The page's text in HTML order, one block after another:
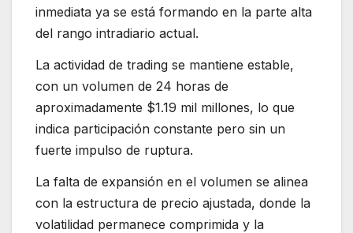
inmediata ya se está formando en la parte alta
del rango intradiario actual.
La actividad de trading se mantiene estable,
con un volumen de 24 horas de
aproximadamente $1.19 mil millones, lo que
indica participación constante pero sin un
fuerte impulso de ruptura.
La falta de expansión en el volumen se alinea
con la estructura de precio ajustada, donde la
volatilidad permanece comprimida y la